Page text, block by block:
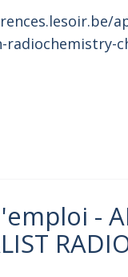
radiochemistry-
-